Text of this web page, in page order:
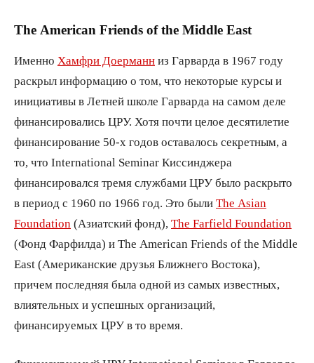
The American Friends of the Middle East
Именно Хамфри Доерманн из Гарварда в 1967 году
раскрыл информацию о том, что некоторые курсы и
инициативы в Летней школе Гарварда на самом деле
финансировались ЦРУ. Хотя почти целое десятилетие
финансирование 50-х годов оставалось секретным, а
то, что International Seminar Киссинджера
финансировался тремя службами ЦРУ было раскрыто
в период с 1960 по 1966 год. Это были The Asian
Foundation (Азиатский фонд), The Farfield Foundation
(Фонд Фарфилда) и The American Friends of the Middle
East (Американские друзья Ближнего Востока),
причем последняя была одной из самых известных,
влиятельных и успешных организаций,
финансируемых ЦРУ в то время.